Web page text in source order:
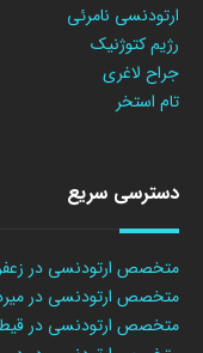
ارتودنسی نامرئی
رژیم کتوژنیک
جراح لاغری
تام استخر
دسترسی سریع
متخصص ارتودنسی در
متخصص ارتودنسی در
متخصص ارتودنسی در